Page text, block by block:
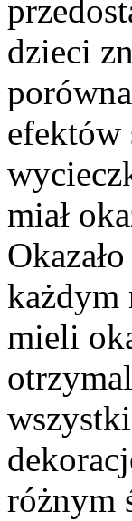
dzieci
efektów
miał
każdym
mieli
różnym